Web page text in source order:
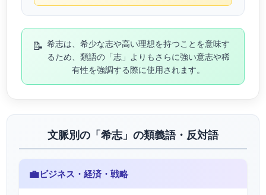
📝 希志は、希少な志や高い理想を持つことを意味す
るため、類語の「志」よりもさらに強い意志や稀
有性を強調する際に使用されます。
文脈別の「希志」の類義語・反対語
💼ビジネス・経済・戦略